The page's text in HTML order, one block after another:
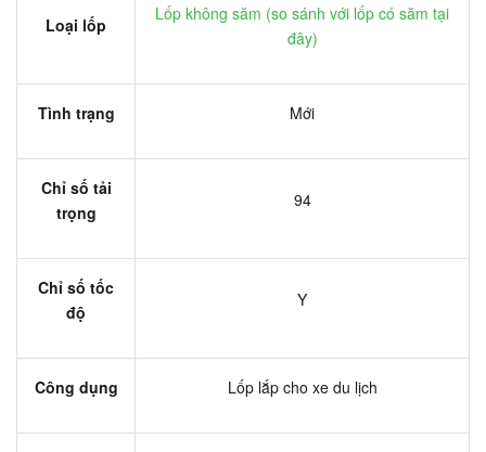
Loại lốp
Lốp không săm (so sánh với lốp có săm tại
đây)
Tình trạng Mới
Chỉ số tải
trọng
94
Chỉ số tốc
độ
Y
Công dụng Lốp lắp cho xe du lịch